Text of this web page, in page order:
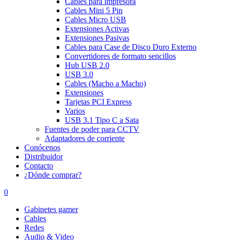
Cables Mini 5 Pin
Cables Micro USB
Extensiones Activas
Extensiones Pasivas
Cables para Case de Disco Duro Externo
Convertidores de formato sencillos
Hub USB 2.0
USB 3.0
Cables (Macho a Macho)
Extensiones
Tarjetas PCI Express
Varios
USB 3.1 Tipo C a Sata
Fuentes de poder para CCTV
Adaptadores de corriente
Conócenos
Distribuidor
Contacto
¿Dónde comprar?
0
Gabinetes gamer
Cables
Redes
Audio & Video